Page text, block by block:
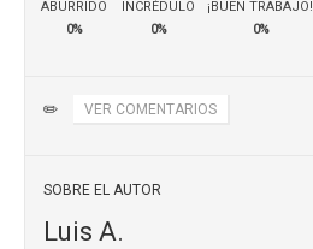
ABURRIDO
0%
INCRÉDULO
0%
¡BUEN TRABAJO!
0%
✏️ VER COMENTARIOS
SOBRE EL AUTOR
Luis A.